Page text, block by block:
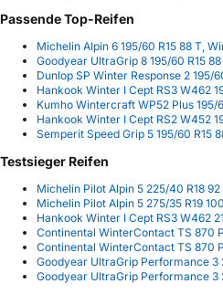
Passende Top-Reifen
Michelin Alpin 6 195/60 R15 88 T,
Goodyear UltraGrip 8 195/60 R15
Dunlop SP Winter Response 2 195/
Hankook Winter I Cept RS3 W462
Kumho Wintercraft WP52 Plus 195/
Hankook Winter I Cept RS2 W452
Semperit Speed Grip 5 195/60 R15
Testsieger Reifen
Michelin Pilot Alpin 5 225/40 R18
Michelin Pilot Alpin 5 275/35 R19
Hankook Winter I Cept RS3 W462
Continental WinterContact TS 870
Continental WinterContact TS 870
Goodyear UltraGrip Performance 3
Goodyear UltraGrip Performance 3